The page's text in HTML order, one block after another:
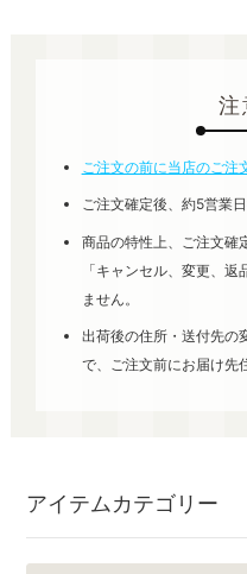
注
ご注文の前に当店のご注
ご注文確定後、約5営業
商品の特性上、ご注文確
「キャンセル、変更、
ません。
出荷後の住所・送付先の
で、ご注文前にお届け先
アイテムカテゴリー